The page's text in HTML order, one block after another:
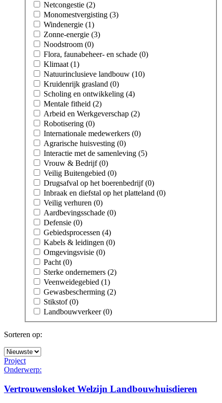
Netcongestie (2)
Monomestvergisting (3)
Windenergie (1)
Zonne-energie (3)
Noodstroom (0)
Flora, faunabeheer- en schade (0)
Klimaat (1)
Natuurinclusieve landbouw (10)
Kruidenrijk grasland (0)
Scholing en ontwikkeling (4)
Mentale fitheid (2)
Arbeid en Werkgeverschap (2)
Robotisering (0)
Internationale medewerkers (0)
Agrarische huisvesting (0)
Interactie met de samenleving (5)
Vrouw & Bedrijf (0)
Veilig Buitengebied (0)
Drugsafval op het boerenbedrijf (0)
Inbraak en diefstal op het platteland (0)
Veilig verhuren (0)
Aardbevingsschade (0)
Defensie (0)
Gebiedsprocessen (4)
Kabels & leidingen (0)
Omgevingsvisie (0)
Pacht (0)
Sterke ondernemers (2)
Veenweidegebied (1)
Gewasbescherming (2)
Stikstof (0)
Landbouwverkeer (0)
Sorteren op:
Project
Onderwerp:
Vertrouwensloket Welzijn Landbouwhuisdieren